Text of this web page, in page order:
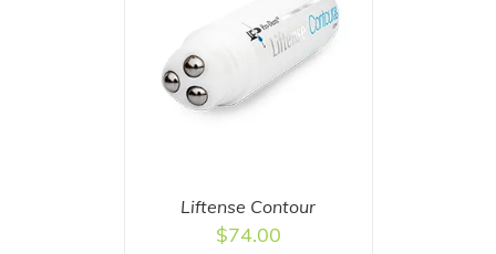
Liftense Contour
$74.00